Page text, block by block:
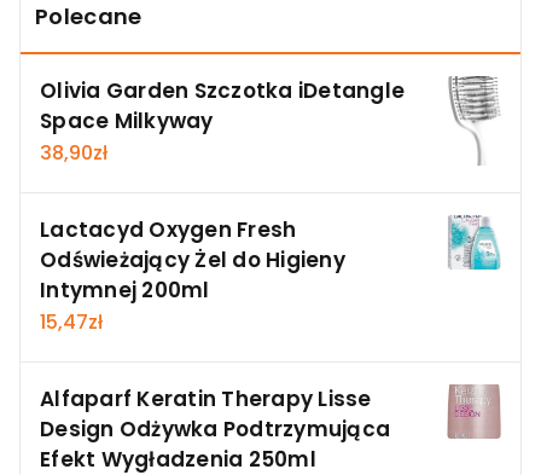
Polecane
Olivia Garden Szczotka iDetangle
Space Milkyway
38,90zł
Lactacyd Oxygen Fresh
Odświeżający Żel do Higieny
Intymnej 200ml
15,47zł
Alfaparf Keratin Therapy Lisse
Design Odżywka Podtrzymująca
Efekt Wygładzenia 250ml